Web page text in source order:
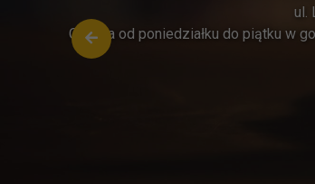
ul.
Czynna od poniedziałku do piątku w